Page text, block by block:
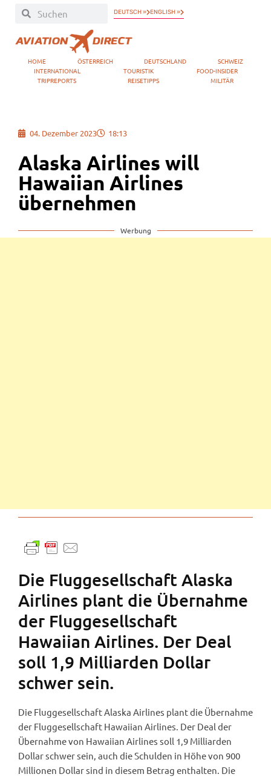
DEUTSCH » ENGLISH »
HOME ÖSTERREICH DEUTSCHLAND
SCHWEIZ
INTERNATIONAL
TOURISTIK
FOOD-INSIDER
TRIPREPORTS
REISETIPPS MILITÄR
04. Dezember 2023 18:13
Alaska Airlines will
Hawaiian Airlines
übernehmen
Werbung
Die Fluggesellschaft Alaska
Airlines plant die Übernahme
der Fluggesellschaft
Hawaiian Airlines. Der Deal
soll 1,9 Milliarden Dollar
schwer sein.
Die Fluggesellschaft Alaska Airlines plant die Übernahme
der Fluggesellschaft Hawaiian Airlines. Der Deal der
Übernahme von Hawaiian Airlines soll 1,9 Milliarden
Dollar schwer sein, auch die Schulden in Höhe von 900
Millionen Dollar sind in diesem Betrag enthalten. Die